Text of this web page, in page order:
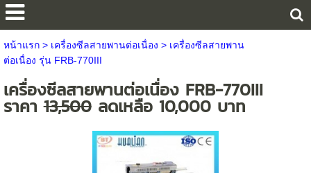
หน้าแรก> เครื่องซีลสายพานต่อเนื่อง > เครื่องซีลสายพาน
ต่อเนื่อง รุ่น FRB-770III
เครื่องซีลสายพานต่อเนื่อง FRB-770III
ราคา13,500ลดเหลือ 10,000 บาท